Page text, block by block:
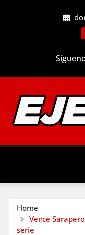
Home
Vence
serie